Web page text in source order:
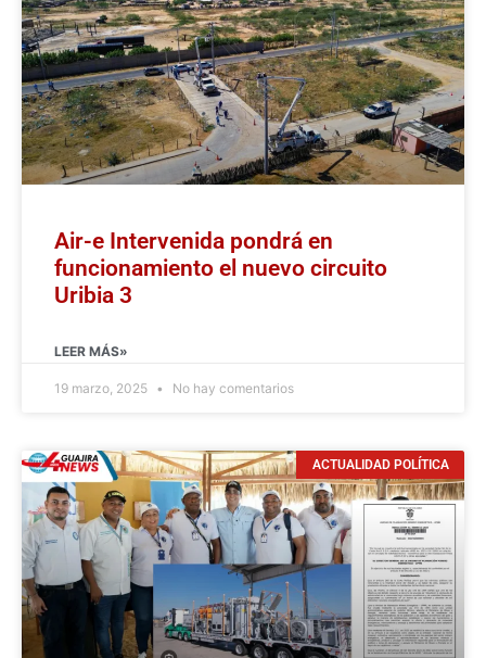
Air-e Intervenida pondrá en
funcionamiento el nuevo circuito
Uribia 3
LEER MÁS»
19 marzo, 2025 No hay comentarios
ACTUALIDAD POLÍTICA